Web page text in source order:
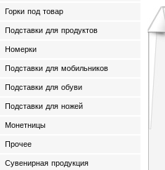
Горки под товар
Подставки для продуктов
Номерки
Подставки для мобильников
Подставки для обуви
Подставки для ножей
Монетницы
Прочее
Сувенирная продукция